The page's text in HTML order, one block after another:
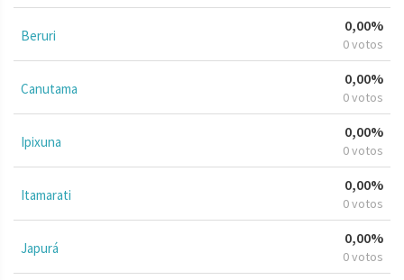
Beruri
0,00%
0 votos
Canutama
0,00%
0 votos
Ipixuna
0,00%
0 votos
Itamarati
0,00%
0 votos
Japurá
0,00%
0 votos